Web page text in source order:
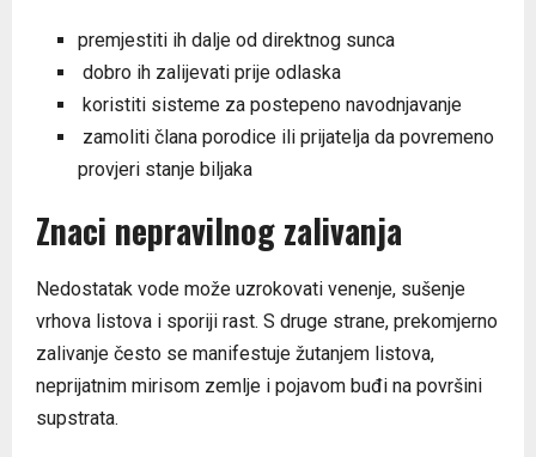
premjestiti ih dalje od direktnog sunca
dobro ih zalijevati prije odlaska
koristiti sisteme za postepeno navodnjavanje
zamoliti člana porodice ili prijatelja da povremeno
provjeri stanje biljaka
Znaci nepravilnog zalivanja
Nedostatak vode može uzrokovati venenje, sušenje
vrhova listova i sporiji rast. S druge strane, prekomjerno
zalivanje često se manifestuje žutanjem listova,
neprijatnim mirisom zemlje i pojavom buđi na površini
supstrata.